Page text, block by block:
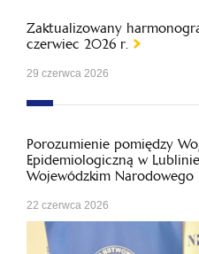
Zaktualizowany
czerwiec 2026 r.
29 czerwca 2026
Porozumienie pomiędzy
Epidemiologiczną w
Wojewódzkim Narodowego
22 czerwca 2026